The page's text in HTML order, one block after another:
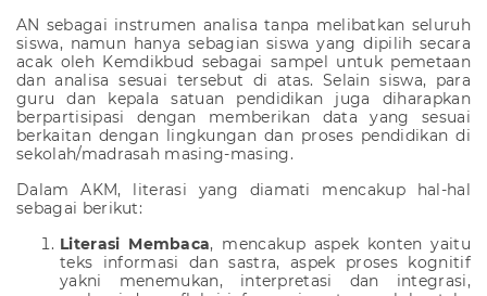
AN sebagai instrumen analisa tanpa melibatkan seluruh
siswa, namun hanya sebagian siswa yang dipilih secara
acak oleh Kemdikbud sebagai sampel untuk pemetaan
dan analisa sesuai tersebut di atas. Selain siswa, para
guru dan kepala satuan pendidikan juga diharapkan
berpartisipasi dengan memberikan data yang sesuai
berkaitan dengan lingkungan dan proses pendidikan di
sekolah/madrasah masing-masing.
DalamAKM, literasi yang diamati mencakup hal-hal
sebagai berikut:
Literasi Membaca, mencakup aspek konten yaitu
teks informasi dan sastra, aspek proses kognitif
yakni menemukan, interpretasi dan integrasi,